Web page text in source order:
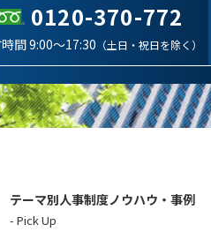
0120-370-772
間 9:00～17:30 （土日・祝日を除く）
テーマ別人事制度ノウハウ・事例
Pick Up